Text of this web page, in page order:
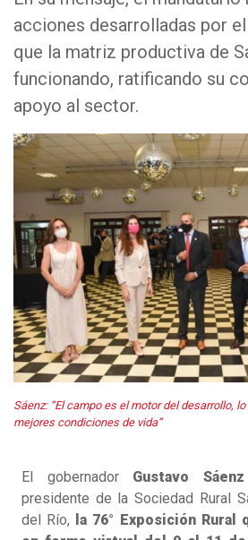
acciones desarrolladas por
que la matriz productiva de
funcionando, ratificando su
apoyo al sector.
Sáenz: “El campo es el motor del desarrollo,
mejores condiciones de vida”
El gobernador Gustavo Sáenz
presidente de la Sociedad Rural
del Río,
la 76° Exposición